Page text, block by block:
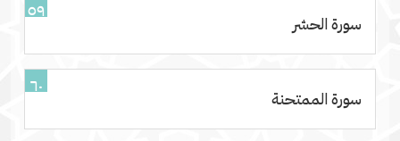
٥٩
سورة الحشر
٦٠
سورة الممتحنة